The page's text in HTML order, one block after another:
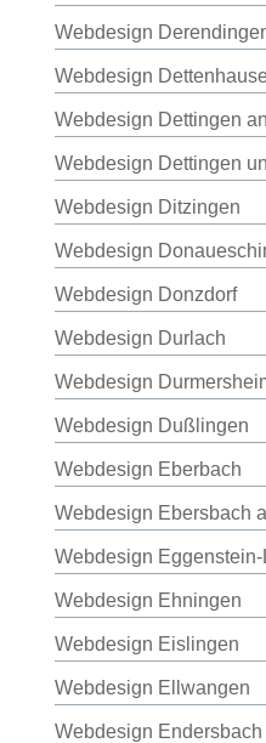
Webdesign
Webdesign
Webdesign Dettingen
Webdesign Dettingen
Webdesign Ditzingen
Webdesign
Webdesign Donzdorf
Webdesign Durlach
Webdesign
Webdesign Dußlingen
Webdesign Eberbach
Webdesign Ebersbach
Webdesign
Webdesign Ehningen
Webdesign Eislingen
Webdesign Ellwangen
Webdesign Endersbach